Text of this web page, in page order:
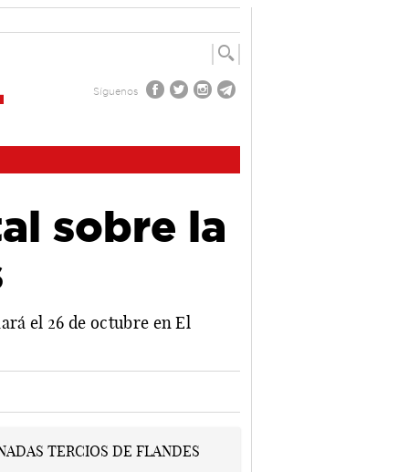
Síguenos
sobre la
el 26 de octubre en El